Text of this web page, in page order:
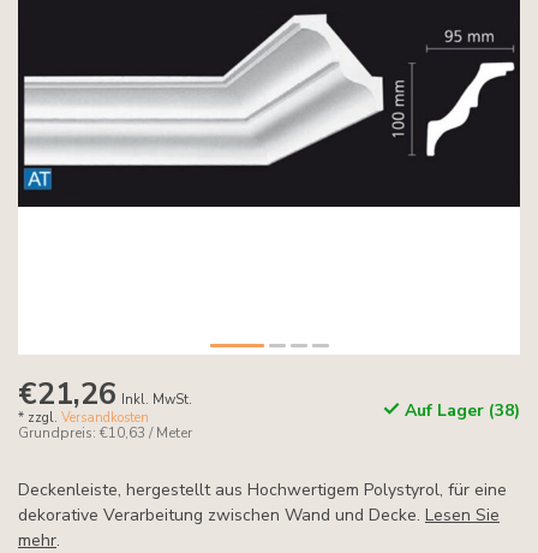
€21,26 Inkl. MwSt.
* zzgl. Versandkosten
Grundpreis: €10,63 / Meter
Auf Lager (38)
Deckenleiste, hergestellt aus Hochwertigem Polystyrol, für eine
dekorative Verarbeitung zwischen Wand und Decke. Lesen Sie
mehr.